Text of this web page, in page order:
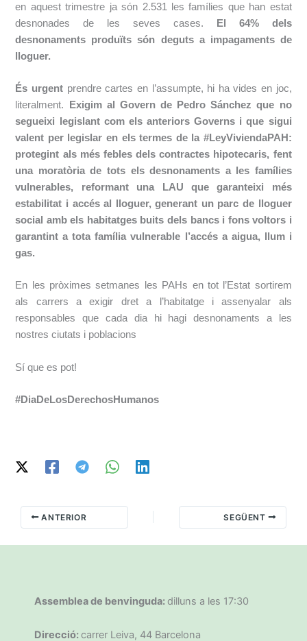
en aquest trimestre ja són 2.531 les famílies que han estat
desnonades de les seves cases.
El 64% dels
desnonaments produïts són deguts a impagaments de
lloguer.
És urgent prendre cartes en l’assumpte, hi ha vides en joc,
literalment.
Exigim al Govern de Pedro Sánchez que no
segueixi legislant com els anteriors Governs i que sigui
valent per legislar en els termes de la #LeyViviendaPAH:
protegint als més febles dels contractes hipotecaris, fent
una moratòria de tots els desnonaments a les famílies
vulnerables, reformant una LAU que garanteixi més
estabilitat i accés al lloguer, generant un parc de lloguer
social amb els habitatges buits dels bancs i fons voltors i
garantint a tota família vulnerable l’accés a aigua, llum i
gas.
En les pròximes setmanes les PAHs en tot l’Estat sortirem
als carrers a exigir dret a l’habitatge i assenyalar als
responsables que cada dia hi hagi desnonaments a les
nostres ciutats i poblacions
Sí que es pot!
#DiaDeLosDerechosHumanos
ANTERIOR SEGÜENT
Assemblea de benvinguda: dilluns a les 17:30
Direcció: carrer Leiva, 44 Barcelona